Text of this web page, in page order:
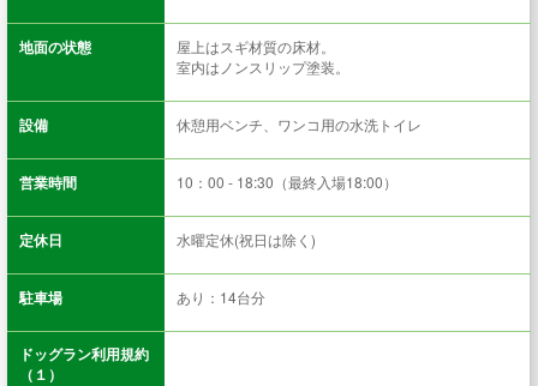
地面の状態
屋上はスギ材質の床材。
室内はノンスリップ塗装。
設備 休憩用ベンチ、ワンコ用の水洗トイレ
営業時間 10：00 - 18:30（最終入場18:00）
定休日 水曜定休(祝日は除く)
駐車場 あり：14台分
ドッグラン利用規約
（１）